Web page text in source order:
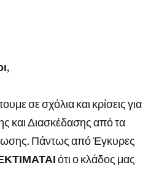
σε σχόλια και κρίσεις για
και Διασκέδασης από τα
Πάντως από Έγκυρες
ότι ο κλάδος μας